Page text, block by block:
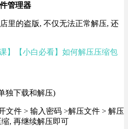
管理器
里的盗版, 不仅无法正常解压, 还
课】【小白必看】如何解压压缩包
独下载和解压)
文件 > 输入密码 >解压文件 > 解压
, 再继续解压即可